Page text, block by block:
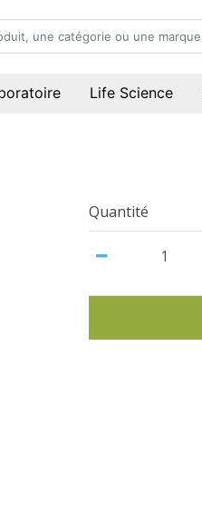
Life Science
Quantité